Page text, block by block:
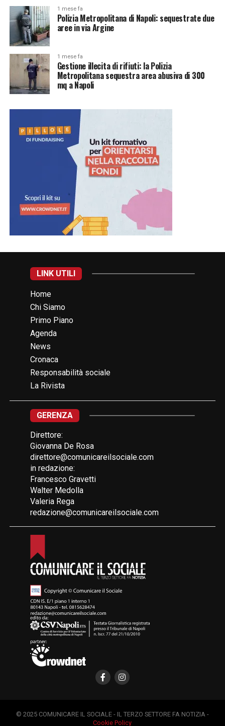
1 mese fa
Polizia Metropolitana di Napoli: sequestrate due
aree in via Argine
1 mese fa
Gestione illecita di rifiuti: la Polizia
Metropolitana sequestra area abusiva di 300
mq a Napoli
LINK UTILI
Home
Chi Siamo
Primo Piano
Agenda
News
Cronaca
Responsabilità sociale
La Rivista
GERENZA
Direttore:
Giovanna De Rosa
direttore@comunicareilsociale.com
in redazione:
Francesco Gravetti
Walter Medolla
Valeria Rega
redazione@comunicareilsociale.com
© 2025 COMUNICARE IL SOCIALE - IL TERZO SETTORE FA NOTIZIA -
Cookie Policy